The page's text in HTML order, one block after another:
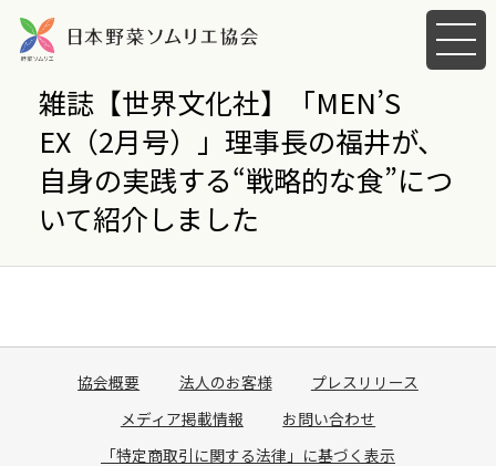
メ
ニ
開
く
雑誌【世界文化社】「MEN’S
EX（2月号）」理事長の福井が、
自身の実践する“戦略的な食”につ
いて紹介しました
協会概要 法人のお客様
プレスリリース
メディア掲載情報
お問い合わせ
「特定商取引に関する法律」に基づく表示